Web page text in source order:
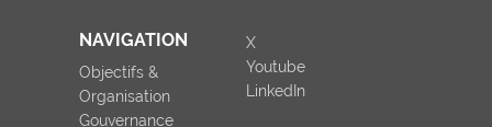
NAVIGATION
Objectifs &
Organisation
Gouvernance
X
Youtube
LinkedIn